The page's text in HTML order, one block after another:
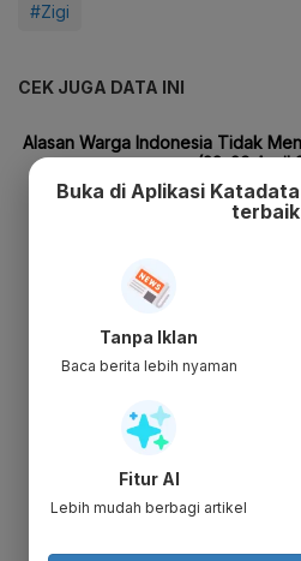
#Zigi
CEK JUGA DATA INI
Buka di Aplikasi
Tanpa Iklan
Baca berita lebih nyaman
Fitur AI
Lebih mudah berbagi artikel